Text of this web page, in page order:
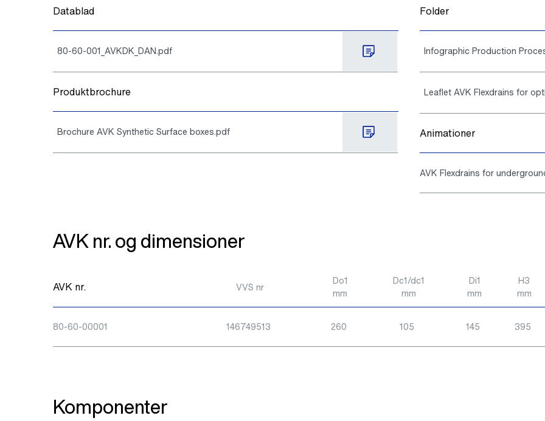
Datablad
80-60-001_AVKDK_DAN.pdf
Produktbrochure
Brochure AVK Synthetic Surface boxes.pdf
Folder
Infographic Production
Leaflet AVK Flexdrains for
Animationer
AVK Flexdrains for
AVK nr. og dimensioner
AVK nr. VVS nr
Do1
mm
Dc1/dc1
mm
Di1
mm
H3
mm
80-60-00001 146749513 260 105 145 395
Komponenter